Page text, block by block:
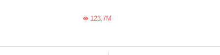
123.7M